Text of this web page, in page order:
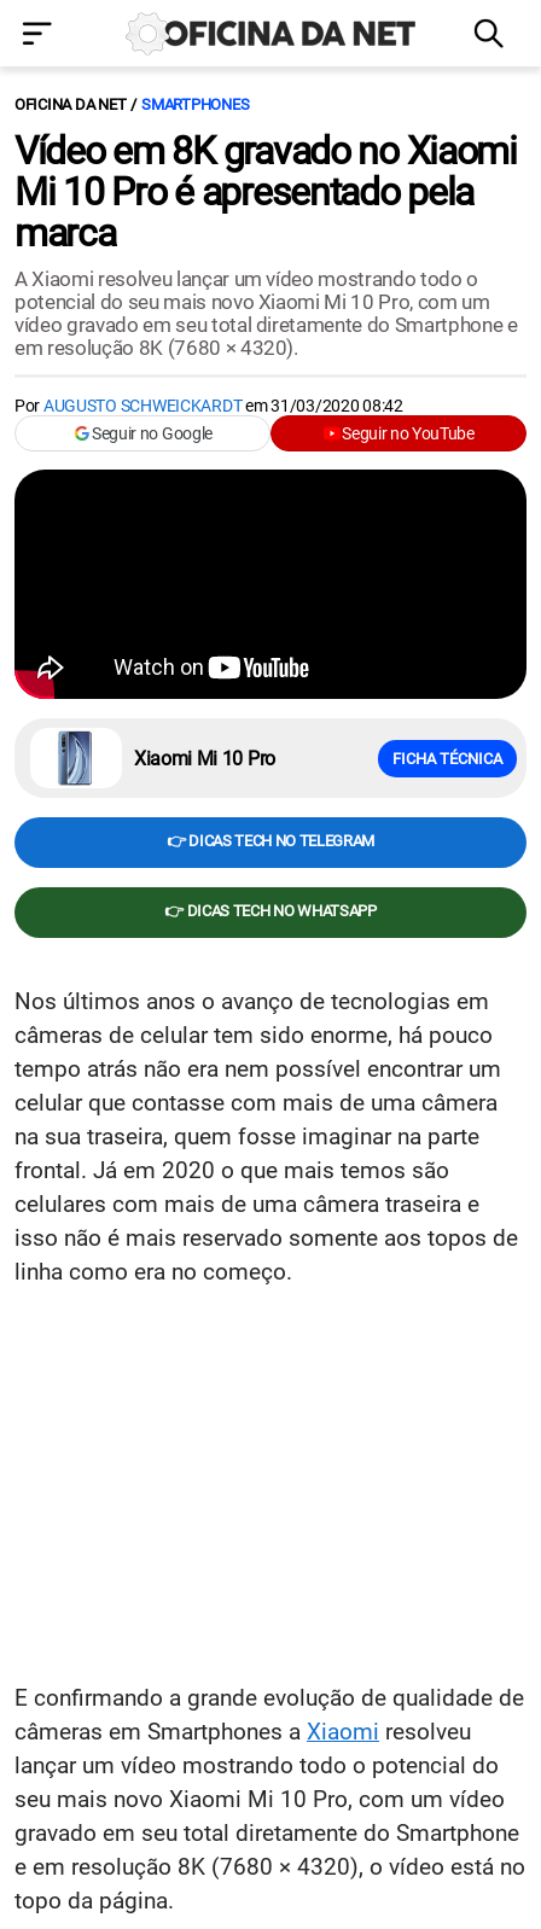
OFICINA DA NET SMARTPHONES
Vídeo em 8K gravado no Xiaomi
Mi 10 Pro é apresentado pela
marca
A Xiaomi resolveu lançar um vídeo mostrando todo o
potencial do seu mais novo Xiaomi Mi 10 Pro, com um
vídeo gravado em seu total diretamente do Smartphone e
em resolução 8K (7680 × 4320).
PorAUGUSTO SCHWEICKARDTem31/03/2020 08:42
Seguir no Google
Seguir no YouTube
Xiaomi Mi 10 Pro FICHA TÉCNICA
👉 DICAS TECH NO TELEGRAM
👉 DICAS TECH NO WHATSAPP
Nos últimos anos o avanço de tecnologias em
câmeras de celular tem sido enorme, há pouco
tempo atrás não era nem possível encontrar um
celular que contasse com mais de uma câmera
na sua traseira, quem fosse imaginar na parte
frontal. Já em 2020 o que mais temos são
celulares com mais de uma câmera traseira e
isso não é mais reservado somente aos topos de
linha como era no começo.
E confirmando a grande evolução de qualidade de
câmeras em Smartphones a Xiaomi resolveu
lançar um vídeo mostrando todo o potencial do
seu mais novo Xiaomi Mi 10 Pro, com um vídeo
gravado em seu total diretamente do Smartphone
e em resolução 8K (7680 × 4320), o vídeo está no
topo da página.